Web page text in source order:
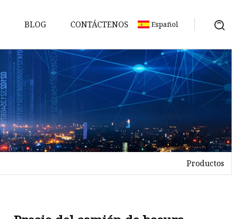
BLOG CONTÁCTENOS Español
Productos